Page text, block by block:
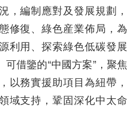
，編制應對及發展規劃，
修復、綠色産業佈局，為
利用、探索綠色低碳發展
可借鑒的“中國方案”，聚焦
以務實援助項目為紐帶，
域支持，鞏固深化中太命